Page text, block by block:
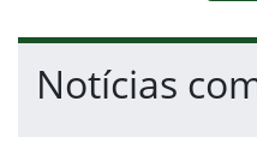
Fim da navegação
Início do conteúdo
Notícias